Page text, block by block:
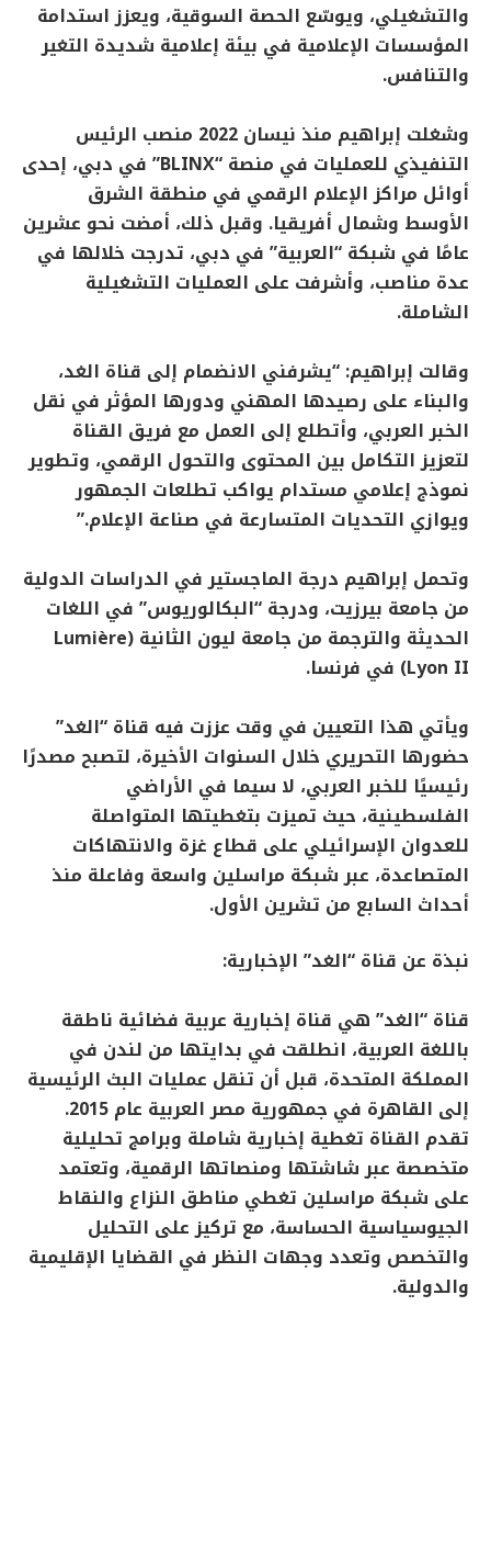
والتشغيلي، ويوسّع الحصة السوقية، ويعزز استدامة
المؤسسات الإعلامية في بيئة إعلامية شديدة التغير
والتنافس.
وشغلت إبراهيم منذ نيسان 2022 منصب الرئيس
التنفيذي للعمليات في منصة “BLINX” في دبي، إحدى
أوائل مراكز الإعلام الرقمي في منطقة الشرق
الأوسط وشمال أفريقيا. وقبل ذلك، أمضت نحو عشرين
عامًا في شبكة “العربية” في دبي، تدرجت خلالها في
عدة مناصب، وأشرفت على العمليات التشغيلية
الشاملة.
وقالت إبراهيم: “يشرفني الانضمام إلى قناة الغد،
والبناء على رصيدها المهني ودورها المؤثر في نقل
الخبر العربي، وأتطلع إلى العمل مع فريق القناة
لتعزيز التكامل بين المحتوى والتحول الرقمي، وتطوير
نموذج إعلامي مستدام يواكب تطلعات الجمهور
ويوازي التحديات المتسارعة في صناعة الإعلام.”
وتحمل إبراهيم درجة الماجستير في الدراسات الدولية
من جامعة بيرزيت، ودرجة “البكالوريوس” في اللغات
الحديثة والترجمة من جامعة ليون الثانية (Lumière
Lyon II) في فرنسا.
ويأتي هذا التعيين في وقت عززت فيه قناة “الغد”
حضورها التحريري خلال السنوات الأخيرة، لتصبح مصدرًا
رئيسيًا للخبر العربي، لا سيما في الأراضي
الفلسطينية، حيث تميزت بتغطيتها المتواصلة
للعدوان الإسرائيلي على قطاع غزة والانتهاكات
المتصاعدة، عبر شبكة مراسلين واسعة وفاعلة منذ
أحداث السابع من تشرين الأول.
نبذة عن قناة “الغد” الإخبارية:
قناة “الغد” هي قناة إخبارية عربية فضائية ناطقة
باللغة العربية، انطلقت في بدايتها من لندن في
المملكة المتحدة، قبل أن تنقل عمليات البث الرئيسية
إلى القاهرة في جمهورية مصر العربية عام 2015.
تقدم القناة تغطية إخبارية شاملة وبرامج تحليلية
متخصصة عبر شاشتها ومنصاتها الرقمية، وتعتمد
على شبكة مراسلين تغطي مناطق النزاع والنقاط
الجيوسياسية الحساسة، مع تركيز على التحليل
والتخصص وتعدد وجهات النظر في القضايا الإقليمية
والدولية.